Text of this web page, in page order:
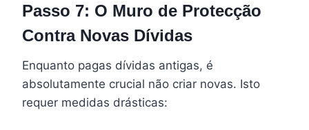
Passo 7: O Muro de Protecção
Contra Novas Dívidas
Enquanto pagas dívidas antigas, é
absolutamente crucial não criar novas. Isto
requer medidas drásticas: